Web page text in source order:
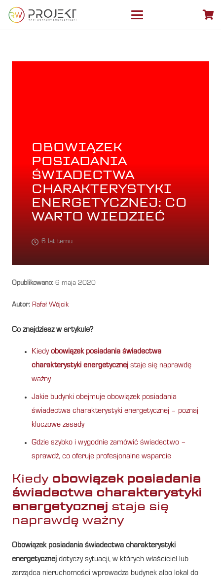
OBOWIĄZEK
POSIADANIA
ŚWIADECTWA
CHARAKTERYSTYKI
ENERGETYCZNEJ: CO
WARTO WIEDZIEĆ
6 lat temu
Opublikowano: 6 maja 2020
Autor: Rafał Wójcik
Co znajdziesz w artykule?
Kiedyobowiązek posiadania świadectwa
charakterystyki energetycznej staje się naprawdę
ważny
Jakie budynki obejmuje obowiązek posiadania
świadectwa charakterystyki energetycznej – poznaj
kluczowe zasady
Gdzie szybko i wygodnie zamówić świadectwo –
sprawdź, co oferuje profesjonalne wsparcie
Kiedy obowiązek posiadania
świadectwa charakterystyki
energetycznej staje się
naprawdę ważny
Obowiązek posiadania świadectwa charakterystyki
energetycznej dotyczy sytuacji, w których właściciel lub
zarządca nieruchomości wprowadza budynek albo lokal do